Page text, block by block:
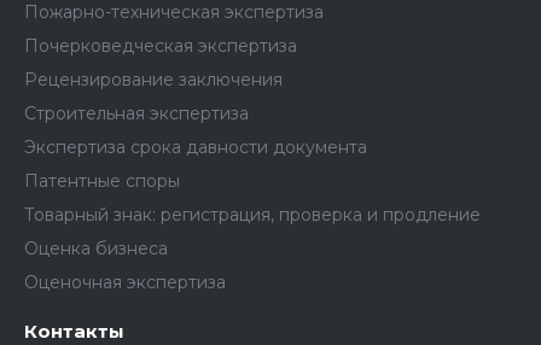
Пожарно-техническая экспертиза
Почерковедческая экспертиза
Рецензирование заключения
Строительная экспертиза
Экспертиза срока давности документа
Патентные споры
Товарный знак: регистрация, проверка и продление
Оценка бизнеса
Оценочная экспертиза
Контакты